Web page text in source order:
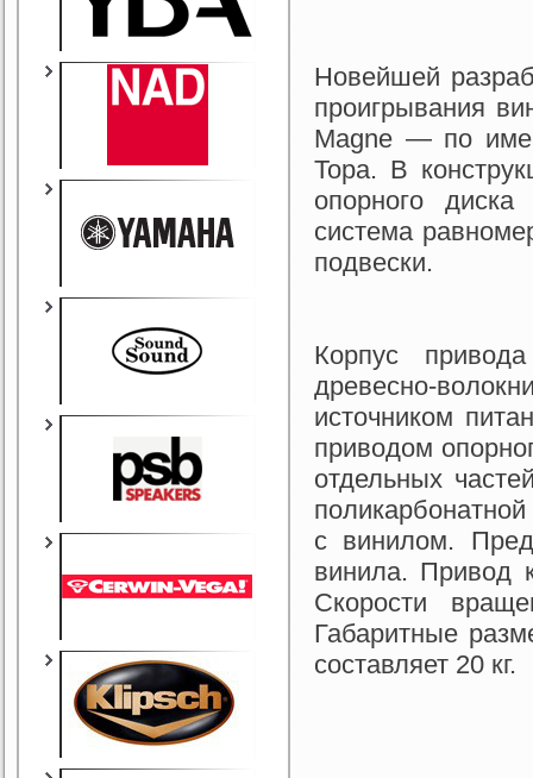
Новейшей
проигрывания
Magne — по
Тора. В
опорного
система
подвески.
Корпус
древесно-
источником
приводом
отдельных
с винилом.
винила. Привод
Скорости
Габаритные
составляет 20 кг.